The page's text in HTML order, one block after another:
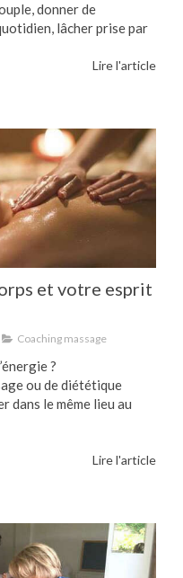
donner de
lâcher prise par
Lire l'article
et votre esprit
Coaching massage
?
ou de diététique
dans le même lieu au
Lire l'article